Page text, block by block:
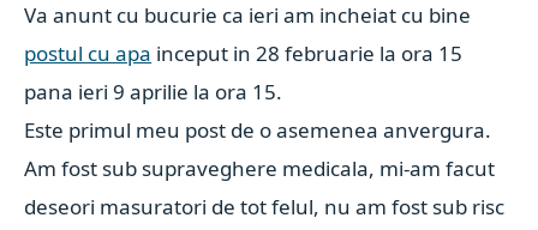
Va anunt cu bucurie ca ieri am incheiat cu bine
postul cu apa inceput in 28 februarie la ora 15
pana ieri 9 aprilie la ora 15.
Este primul meu post de o asemenea anvergura.
Am fost sub supraveghere medicala, mi-am facut
deseori masuratori de tot felul, nu am fost sub risc